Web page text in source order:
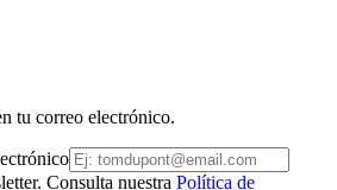
tu correo electrónico.
Consulta nuestra Política de